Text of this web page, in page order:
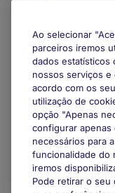
Lisbon
Indefinido
Trabalho
Ao selecionar
parceiros iremos
dados estatísticos
nossos serviços
acordo com os
utilização de
opção "Apenas
configurar apenas
necessários para
funcionalidade do
iremos
Pode retirar o seu